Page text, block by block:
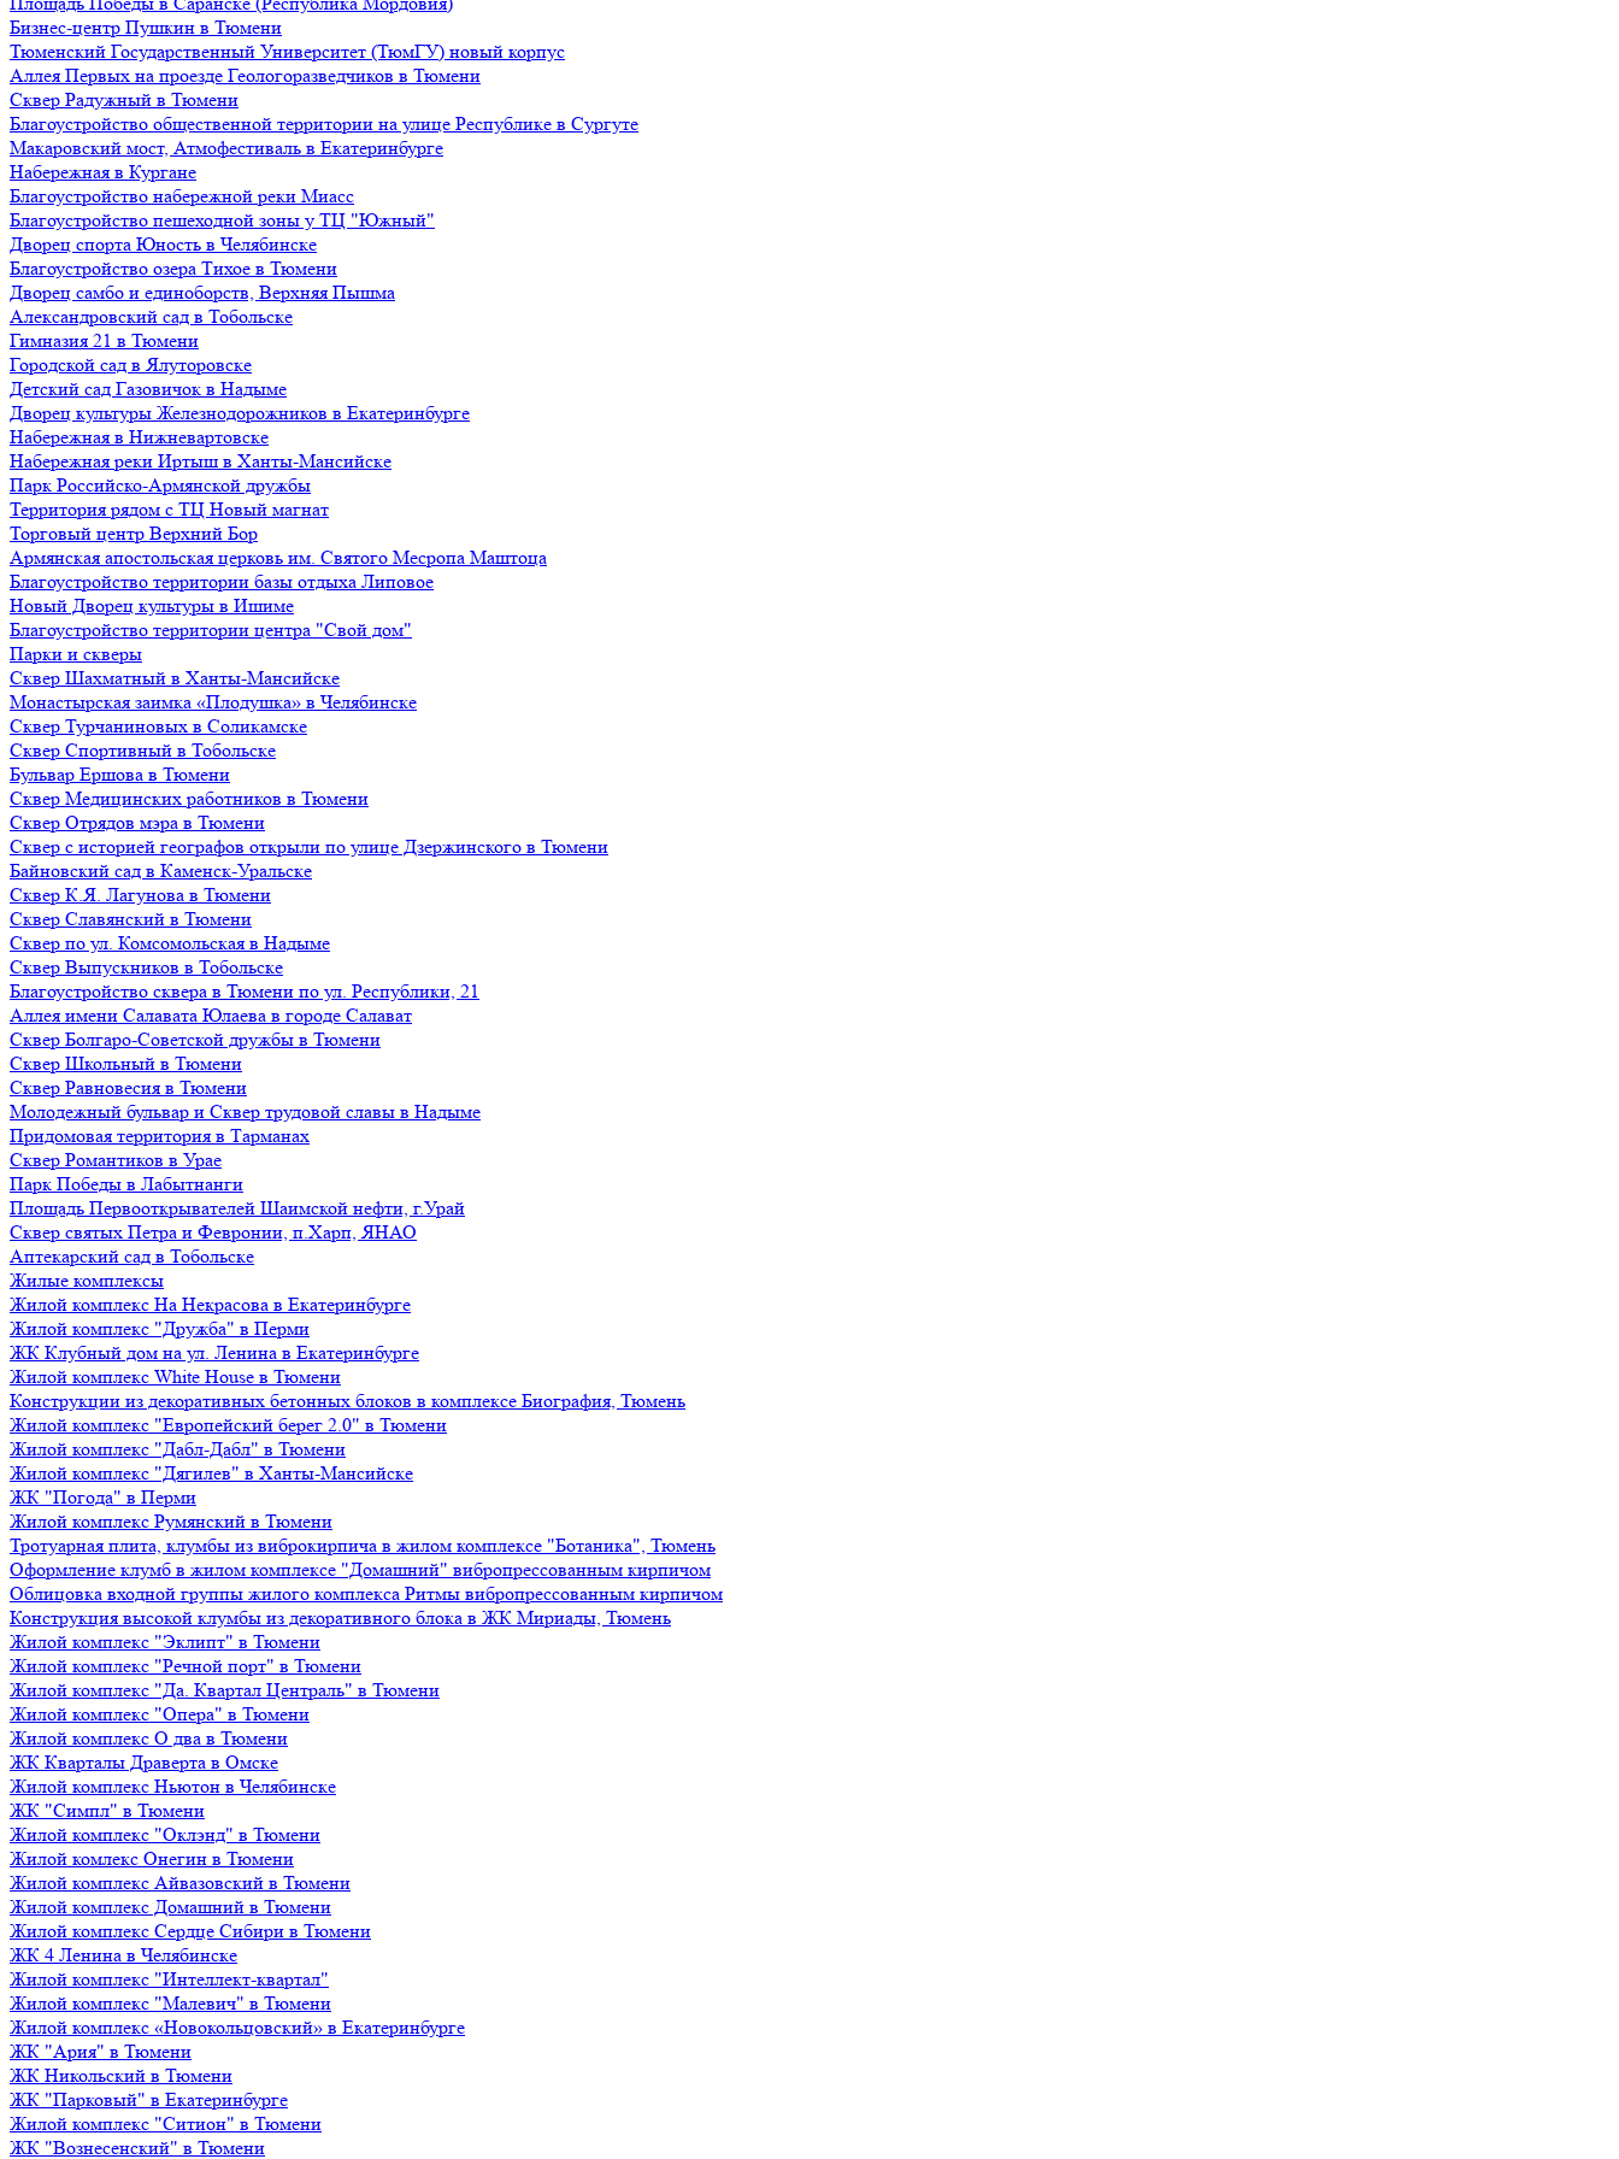
Бизнес-центр Пушкин в Тюмени
Тюменский Государственный Университет (ТюмГУ) новый корпус
Аллея Первых на проезде Геологоразведчиков в Тюмени
Сквер Радужный в Тюмени
Благоустройство общественной территории на улице Республике в Сургуте
Макаровский мост, Атмофестиваль в Екатеринбурге
Набережная в Кургане
Благоустройство набережной реки Миасс
Благоустройство пешеходной зоны у ТЦ "Южный"
Дворец спорта Юность в Челябинске
Благоустройство озера Тихое в Тюмени
Дворец самбо и единоборств, Верхняя Пышма
Александровский сад в Тобольске
Гимназия 21 в Тюмени
Городской сад в Ялуторовске
Детский сад Газовичок в Надыме
Дворец культуры Железнодорожников в Екатеринбурге
Набережная в Нижневартовске
Набережная реки Иртыш в Ханты-Мансийске
Парк Российско-Армянской дружбы
Территория рядом с ТЦ Новый магнат
Торговый центр Верхний Бор
Армянская апостольская церковь им. Святого Месропа Маштоца
Благоустройство территории базы отдыха Липовое
Нoвый Двoрeц культуры в Ишимe
Благоустройство территории центра "Свой дом"
Парки и скверы
Сквер Шахматный в Ханты-Мансийске
Монастырская заимка «Плодушка» в Челябинске
Сквер Турчаниновых в Соликамске
Сквер Спортивный в Тобольске
Бульвар Ершова в Тюмени
Сквер Медицинских работников в Тюмени
Сквер Отрядов мэра в Тюмени
Сквер с историей географов открыли по улице Дзержинского в Тюмени
Байновский сад в Каменск-Уральске
Сквер К.Я. Лагунова в Тюмени
Сквер Славянский в Тюмени
Сквер по ул. Комсомольская в Надыме
Сквер Выпускников в Тобольске
Благоустройство сквера в Тюмени по ул. Республики, 21
Аллея имени Салавата Юлаева в городе Салават
Сквер Болгаро-Советской дружбы в Тюмени
Сквер Школьный в Тюмени
Сквер Равновесия в Тюмени
Молодежный бульвар и Сквер трудовой славы в Надыме
Придомовая территория в Тарманах
Сквер Романтиков в Урае
Парк Победы в Лабытнанги
Площадь Первооткрывателей Шаимской нефти, г.Урай
Сквер святых Петра и Февронии, п.Харп, ЯНАО
Аптекарский сад в Тобольске
Жилые комплексы
Жилой комплекс На Некрасова в Екатеринбурге
Жилой комплекс "Дружба" в Перми
ЖК Клубный дом на ул. Ленина в Екатеринбурге
Жилой комплекс White House в Тюмени
Конструкции из декоративных бетонных блоков в комплексе Биография, Тюмень
Жилой комплекс "Европейский берег 2.0" в Тюмени
Жилой комплекс "Дабл-Дабл" в Тюмени
Жилой комплекс "Дягилев" в Ханты-Мансийске
ЖК "Погода" в Перми
Жилой комплекс Румянский в Тюмени
Тротуарная плита, клумбы из виброкирпича в жилом комплексе "Ботаника", Тюмень
Оформление клумб в жилом комплексе "Домашний" вибропрессованным кирпичом
Облицовка входной группы жилого комплекса Ритмы вибропрессованным кирпичом
Конструкция высокой клумбы из декоративного блока в ЖК Мириады, Тюмень
Жилой комплекс "Эклипт" в Тюмени
Жилой комплекс "Речной порт" в Тюмени
Жилой комплекс "Да. Квартал Централь" в Тюмени
Жилой комплекс "Опера" в Тюмени
Жилой комплекс О два в Тюмени
ЖК Кварталы Драверта в Омске
Жилой комплекс Ньютон в Челябинске
ЖК "Симпл" в Тюмени
Жилой комплекс "Оклэнд" в Тюмени
Жилой комлекс Онегин в Тюмени
Жилой комплекс Айвазовский в Тюмени
Жилой комплекс Домашний в Тюмени
Жилой комплекс Сердце Сибири в Тюмени
ЖК 4 Ленина в Челябинске
Жилой комплекс "Интеллект-квартал"
Жилой комплекс "Малевич" в Тюмени
Жилой комплекс «Новокольцовский» в Екатеринбурге
ЖК "Ария" в Тюмени
ЖК Никольский в Тюмени
ЖК "Парковый" в Екатеринбурге
Жилой комплекс "Ситион" в Тюмени
ЖК "Вознесенский" в Тюмени